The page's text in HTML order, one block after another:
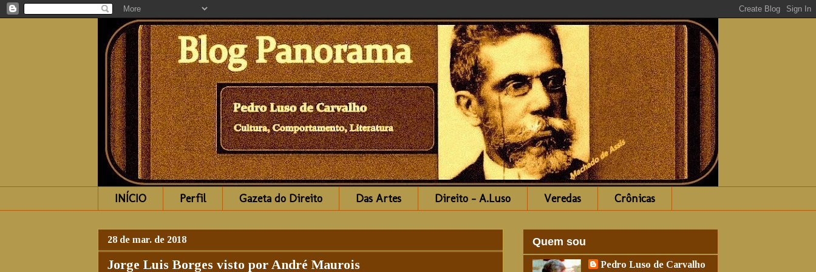
INÍCIO Perfil Gazeta do Direito Das Artes Direito - A.Luso Veredas Crônicas
28 de mar. de 2018
Jorge Luis Borges visto por André Maurois
Quem sou
Pedro Luso de Carvalho